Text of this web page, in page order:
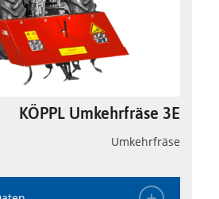
KÖPPL Umkehrfräse 3E
Umkehrfräse